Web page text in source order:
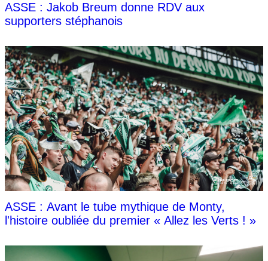
ASSE : Jakob Breum donne RDV aux
supporters stéphanois
ASSE : Avant le tube mythique de Monty,
l'histoire oubliée du premier « Allez les Verts ! »